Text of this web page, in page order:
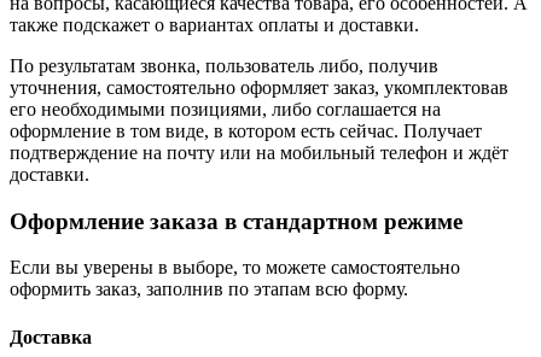
также подскажет о вариантах оплаты и доставки.
По результатам звонка, пользователь либо, получив
уточнения, самостоятельно оформляет заказ, укомплектовав
его необходимыми позициями, либо соглашается на
оформление в том виде, в котором есть сейчас. Получает
подтверждение на почту или на мобильный телефон и ждёт
доставки.
Оформление заказа в стандартном режиме
Если вы уверены в выборе, то можете самостоятельно
оформить заказ, заполнив по этапам всю форму.
Доставка